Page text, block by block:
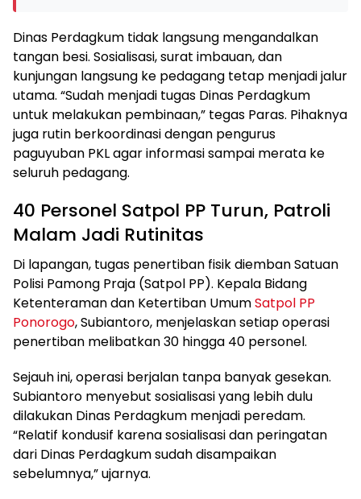
Dinas Perdagkum tidak langsung mengandalkan
tangan besi. Sosialisasi, surat imbauan, dan
kunjungan langsung ke pedagang tetap menjadi jalur
utama. “Sudah menjadi tugas Dinas Perdagkum
untuk melakukan pembinaan,” tegas Paras. Pihaknya
juga rutin berkoordinasi dengan pengurus
paguyuban PKL agar informasi sampai merata ke
seluruh pedagang.
40 Personel Satpol PP Turun, Patroli
Malam Jadi Rutinitas
Di lapangan, tugas penertiban fisik diemban Satuan
Polisi Pamong Praja (Satpol PP). Kepala Bidang
Ketenteraman dan Ketertiban UmumSatpol PP
Ponorogo, Subiantoro, menjelaskan setiap operasi
penertiban melibatkan 30 hingga 40 personel.
Sejauh ini, operasi berjalan tanpa banyak gesekan.
Subiantoro menyebut sosialisasi yang lebih dulu
dilakukan Dinas Perdagkum menjadi peredam.
“Relatif kondusif karena sosialisasi dan peringatan
dari Dinas Perdagkum sudah disampaikan
sebelumnya,” ujarnya.